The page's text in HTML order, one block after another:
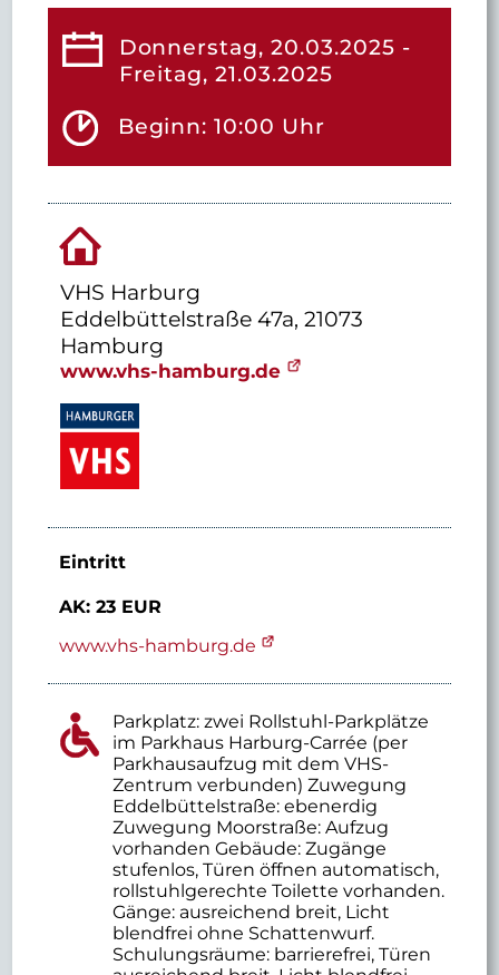
Donnerstag, 20.03.2025 -
Freitag, 21.03.2025
Beginn: 10:00 Uhr
VHS Harburg
Eddelbüttelstraße 47a, 21073
Hamburg
www.vhs-hamburg.de
Eintritt
AK: 23 EUR
www.vhs-hamburg.de
Parkplatz: zwei Rollstuhl-Parkplätze
im Parkhaus Harburg-Carrée (per
Parkhausaufzug mit dem VHS-
Zentrum verbunden) Zuwegung
Eddelbüttelstraße: ebenerdig
Zuwegung Moorstraße: Aufzug
vorhanden Gebäude: Zugänge
stufenlos, Türen öffnen automatisch,
rollstuhlgerechte Toilette vorhanden.
Gänge: ausreichend breit, Licht
blendfrei ohne Schattenwurf.
Schulungsräume: barrierefrei, Türen